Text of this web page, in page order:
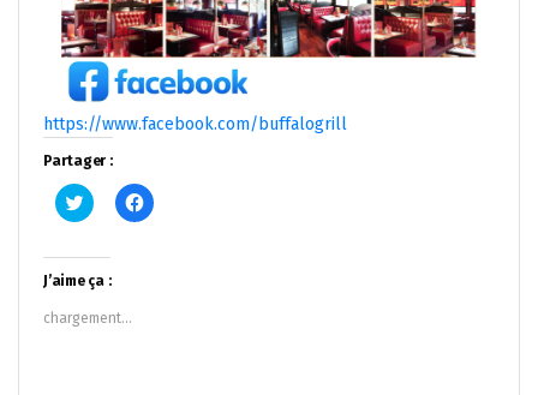
https://www.facebook.com/buffalogrill
Partager :
Cliquez
pour
Twitter(ouvre
dans
une
nouvelle
fenêtre)
Cliquez
pour
J’aime ça :
chargement…